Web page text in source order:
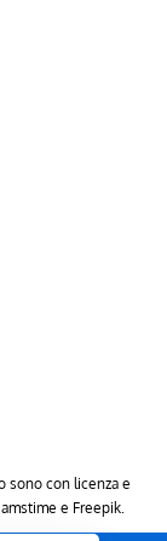
sono con licenza e
e Freepik.